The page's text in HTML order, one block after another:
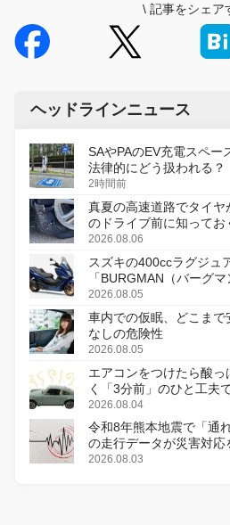
\ 記事をシェア
ヘッドラインニュース
SAやPAのEV充電スペー
法律的にどう扱われる？
2時間前
真夏の高速道路でタイ
のドライブ前に知ってお
2026.08.06
スズキの400ccラグジュ
「BURGMAN（バーグ
変更し、8月18日に発売
2026.08.05
車内での仮眠、どこま
なしの危険性
2026.08.05
エアコンをつけたら酸
く「3分前」のひと工夫
2026.08.04
令和8年熊本地震で「通
の走行データが災害対応
2026.08.03